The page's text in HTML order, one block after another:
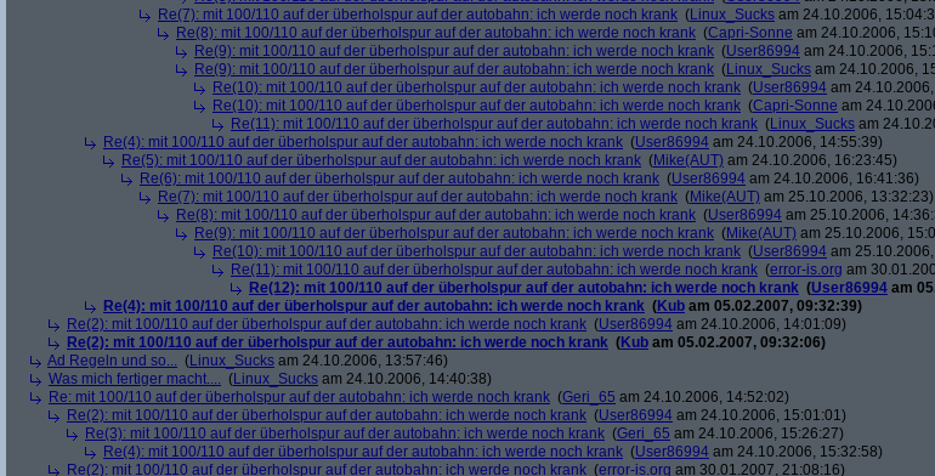
Re(7): mit 100/110 auf der überholspur auf der autobahn: ich werde noch krank (Linux_Sucks am 24.10.2006,
Re(8): mit 100/110 auf der überholspur auf der autobahn: ich werde noch krank (Capri-Sonne am 24.10.2006,
Re(9): mit 100/110 auf der überholspur auf der autobahn: ich werde noch krank (User86994 am 24.10.2006,
Re(9): mit 100/110 auf der überholspur auf der autobahn: ich werde noch krank (Linux_Sucks am 24.10.2006,
Re(10): mit 100/110 auf der überholspur auf der autobahn: ich werde noch krank (User86994 am
Re(10): mit 100/110 auf der überholspur auf der autobahn: ich werde noch krank (Capri-Sonne am
Re(11): mit 100/110 auf der überholspur auf der autobahn: ich werde noch krank (Linux_Sucks am
Re(4): mit 100/110 auf der überholspur auf der autobahn: ich werde noch krank (User86994 am 24.10.2006, 14:55:39)
Re(5): mit 100/110 auf der überholspur auf der autobahn: ich werde noch krank (Mike(AUT) am 24.10.2006, 16:23:45)
Re(6): mit 100/110 auf der überholspur auf der autobahn: ich werde noch krank (User86994 am 24.10.2006, 16:41:36)
Re(7): mit 100/110 auf der überholspur auf der autobahn: ich werde noch krank (Mike(AUT) am 25.10.2006, 13:32:23)
Re(8): mit 100/110 auf der überholspur auf der autobahn: ich werde noch krank (User86994 am 25.10.2006,
Re(9): mit 100/110 auf der überholspur auf der autobahn: ich werde noch krank (Mike(AUT) am 25.10.2006,
Re(10): mit 100/110 auf der überholspur auf der autobahn: ich werde noch krank (User86994 am
Re(11): mit 100/110 auf der überholspur auf der autobahn: ich werde noch krank (error-is.org am
Re(12): mit 100/110 auf der überholspur auf der autobahn: ich werde noch krank (User86994 am
Re(4): mit 100/110 auf der überholspur auf der autobahn: ich werde noch krank (Kub am 05.02.2007, 09:32:39)
Re(2): mit 100/110 auf der überholspur auf der autobahn: ich werde noch krank (User86994 am 24.10.2006, 14:01:09)
Re(2): mit 100/110 auf der überholspur auf der autobahn: ich werde noch krank (Kub am 05.02.2007, 09:32:06)
Ad Regeln und so... (Linux_Sucks am 24.10.2006, 13:57:46)
Was mich fertiger macht.... (Linux_Sucks am 24.10.2006, 14:40:38)
Re: mit 100/110 auf der überholspur auf der autobahn: ich werde noch krank (Geri_65 am 24.10.2006, 14:52:02)
Re(2): mit 100/110 auf der überholspur auf der autobahn: ich werde noch krank (User86994 am 24.10.2006, 15:01:01)
Re(3): mit 100/110 auf der überholspur auf der autobahn: ich werde noch krank (Geri_65 am 24.10.2006, 15:26:27)
Re(4): mit 100/110 auf der überholspur auf der autobahn: ich werde noch krank (User86994 am 24.10.2006, 15:32:58)
Re(2): mit 100/110 auf der überholspur auf der autobahn: ich werde noch krank (error-is.org am 30.01.2007, 21:08:16)